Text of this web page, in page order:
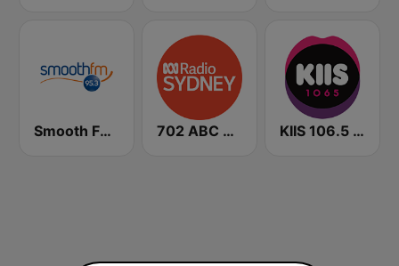
Smooth FM 95.3 Sydney 702 ABC Sydney KIIS 106.5 FM